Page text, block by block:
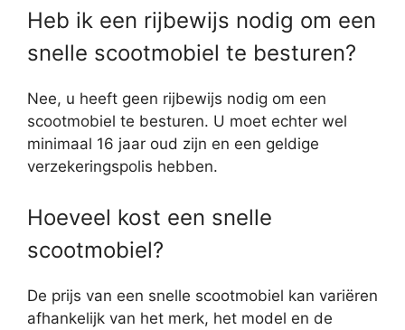
Heb ik een rijbewijs nodig om een
snelle scootmobiel te besturen?
Nee, u heeft geen rijbewijs nodig om een
scootmobiel te besturen. U moet echter wel
minimaal 16 jaar oud zijn en een geldige
verzekeringspolis hebben.
Hoeveel kost een snelle
scootmobiel?
De prijs van een snelle scootmobiel kan variëren
afhankelijk van het merk, het model en de